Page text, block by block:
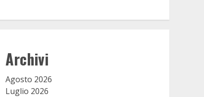
Archivi
Agosto 2026
Luglio 2026